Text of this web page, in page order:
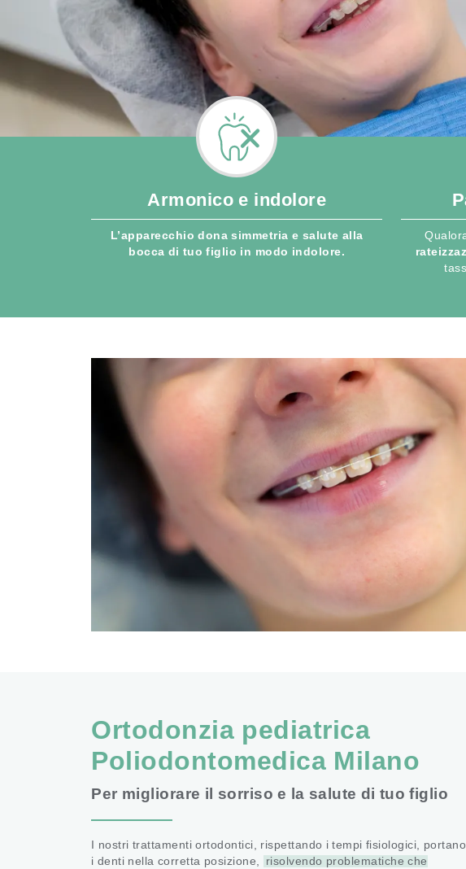
Armonico e indolore
L’apparecchio dona simmetria e salute alla
bocca di tuo figlio in modo indolore.
Ortodonzia pediatrica
Poliodontomedica Milano
Per migliorare il sorriso e la salute di tuo figlio
I nostri trattamenti ortodontici, rispettando i tempi fisiologici, portano
i denti nella corretta posizione,
risolvendo problematiche che